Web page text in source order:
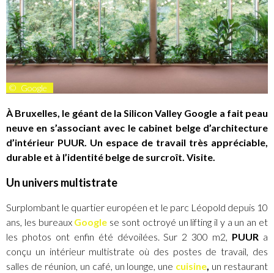
© Google
À Bruxelles, le géant de la Silicon Valley Google a fait peau
neuve en s’associant avec le cabinet belge d’architecture
d’intérieur PUUR. Un espace de travail très appréciable,
durable et à l’identité belge de surcroît. Visite.
Un univers multistrate
Surplombant le quartier européen et le parc Léopold depuis 10
ans, les bureaux Google se sont octroyé un lifting il y a un an et
les photos ont enfin été dévoilées. Sur 2 300 m2, PUUR a
conçu un intérieur multistrate où des postes de travail, des
salles de réunion, un café, un lounge, une cuisine, un restaurant